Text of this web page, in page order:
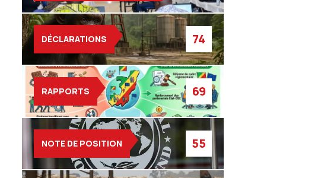
DÉCLARATIONS 74
RAPPORTS 69
NOTE DE POSITION 55